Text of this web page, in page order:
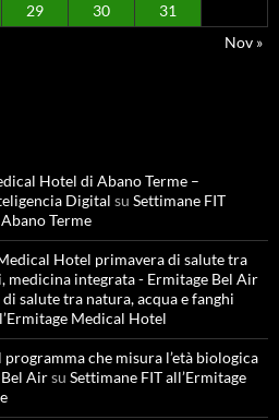
29 30
31
Nov »
Hotel di Abano Terme –
Digital su Settimane FIT
Terme
Hotel primavera di salute tra
medicina integrata - Ermitage Bel Air
salute tra natura, acqua e fanghi
Medical Hotel
che misura l’età biologica
Airsu Settimane FIT all’Ermitage